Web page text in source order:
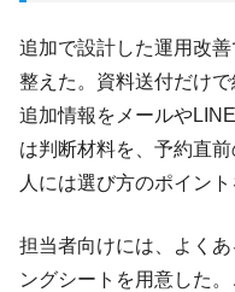
追加で設計した運用改
整えた。資料送付だけ
追加情報をメールや
は判断材料を、予約直
人には選び方のポイント
担当者向けには、よく
ングシートを用意した